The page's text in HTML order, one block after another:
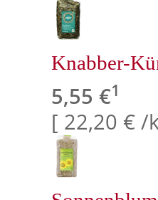
Knabber-
5,55 €1
[ 22,20 € /